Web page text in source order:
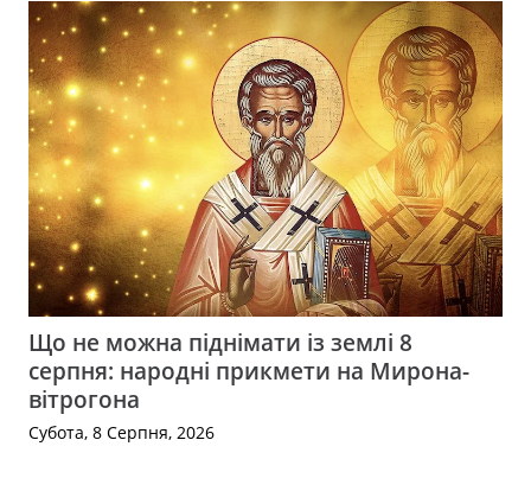
Що не можна піднімати із землі 8
серпня: народні прикмети на Мирона-
вітрогона
Субота, 8 Серпня, 2026